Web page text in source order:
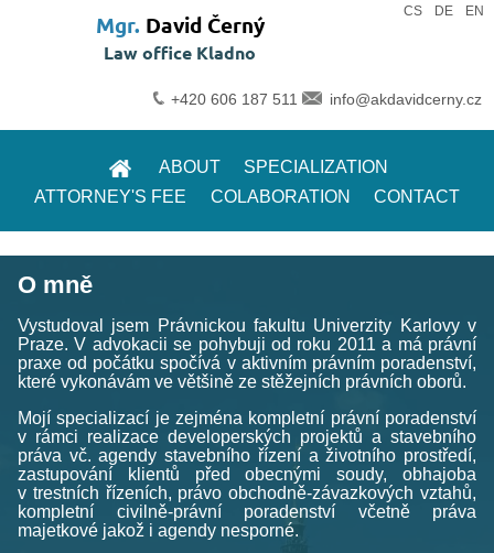
Mgr. David Černý
Law office Kladno
+420 606 187 511 info@akdavidcerny.cz
CS| DE| EN
ABOUT
SPECIALIZATION
ATTORNEY'S FEE
COLABORATION CONTACT
O mně
Vystudoval jsem Právnickou fakultu Univerzity Karlovy v
Praze. V advokacii se pohybuji od roku 2011 a má právní
praxe od počátku spočívá v aktivním právním poradenství,
které vykonávám ve většině ze stěžejních právních oborů.
Mojí specializací je zejména kompletní právní poradenství
v rámci realizace developerských projektů a stavebního
práva vč. agendy stavebního řízení a životního prostředí,
zastupování klientů před obecnými soudy, obhajoba
v trestních řízeních, právo obchodně-závazkových vztahů,
kompletní civilně-právní poradenství včetně práva
majetkové jakož i agendy nesporné.